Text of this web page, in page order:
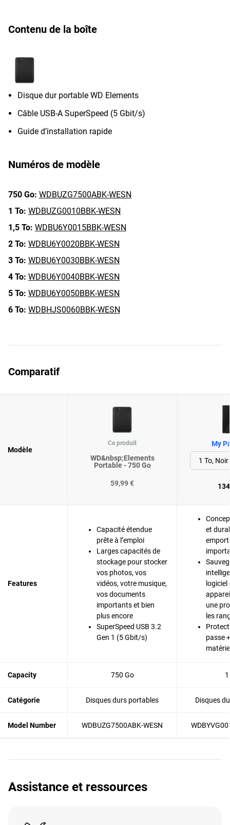
Contenu de la boîte
Disque dur portable WD Elements
Câble USB-A SuperSpeed (5 Gbit/s)
Guide d’installation rapide
Numéros de modèle
750 Go: WDBUZG7500ABK-WESN
1 To: WDBUZG0010BBK-WESN
1,5 To: WDBU6Y0015BBK-WESN
2 To: WDBU6Y0020BBK-WESN
3 To: WDBU6Y0030BBK-WESN
4 To: WDBU6Y0040BBK-WESN
5 To: WDBU6Y0050BBK-WESN
6 To: WDBHJS0060BBK-WESN
Comparatif
Modèle
Ce produit
WD&nbsp;Elements
Portable - 750 Go
59,99 €
My
Features
Capacité étendue
prête à l’emploi
Larges capacités de
stockage pour stocker
vos photos, vos
vidéos, votre musique,
vos documents
importants et bien
plus encore
SuperSpeed USB 3.2
Gen 1 (5 Gbit/s)
et
logiciel
une
les
passe
Capacity 750 Go
Catégorie Disques durs portables Disques
Model Number WDBUZG7500ABK-WESN
Assistance et ressources